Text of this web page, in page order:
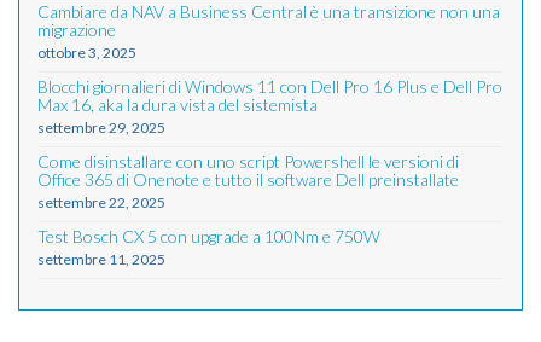
Cambiare da NAV a Business Central è una transizione non una
migrazione
ottobre 3, 2025
Blocchi giornalieri di Windows 11 con Dell Pro 16 Plus e Dell Pro
Max 16, aka la dura vista del sistemista
settembre 29, 2025
Come disinstallare con uno script Powershell le versioni di
Office 365 di Onenote e tutto il software Dell preinstallate
settembre 22, 2025
Test Bosch CX 5 con upgrade a 100Nm e 750W
settembre 11, 2025